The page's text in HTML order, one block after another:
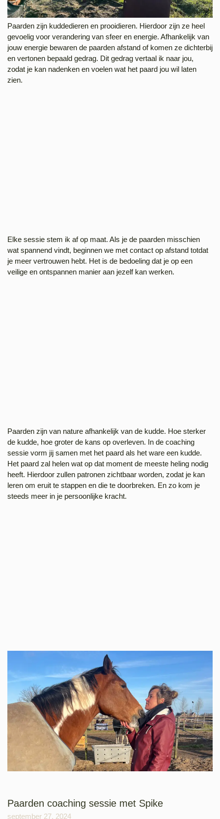
Paarden zijn kuddedieren en prooidieren. Hierdoor zijn ze heel
gevoelig voor verandering van sfeer en energie. Afhankelijk van
jouw energie bewaren de paarden afstand of komen ze dichterbij
en vertonen bepaald gedrag. Dit gedrag vertaal ik naar jou,
zodat je kan nadenken en voelen wat het paard jou wil laten
zien.
Elke sessie stem ik af op maat. Als je de paarden misschien
wat spannend vindt, beginnen we met contact op afstand totdat
je meer vertrouwen hebt. Het is de bedoeling dat je op een
veilige en ontspannen manier aan jezelf kan werken.
Paarden zijn van nature afhankelijk van de kudde. Hoe sterker
de kudde, hoe groter de kans op overleven. In de coaching
sessie vorm jij samen met het paard als het ware een kudde.
Het paard zal helen wat op dat moment de meeste heling nodig
heeft. Hierdoor zullen patronen zichtbaar worden, zodat je kan
leren om eruit te stappen en die te doorbreken. En zo kom je
steeds meer in je persoonlijke kracht.
Paarden coaching sessie met Spike
september 27, 2024